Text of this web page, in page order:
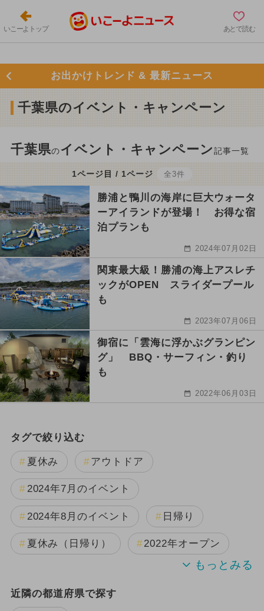
いこーよトップ あとで読む
お出かけトレンド & 最新ニュース
千葉県のイベント・キャンペーン
千葉県のイベント・キャンペーン記事一覧
1ページ目 / 1ページ 全3件
勝浦と鴨川の海岸に巨大ウォータ
ーアイランドが登場！ お得な宿
泊プランも
2024年07月02日
関東最大級！勝浦の海上アスレチ
ックがOPEN スライダープール
も
2023年07月06日
御宿に「雲海に浮かぶグランピン
グ」 BBQ・サーフィン・釣り
も
2022年06月03日
タグで絞り込む
夏休み アウトドア
2024年7月のイベント
2024年8月のイベント 日帰り
夏休み（日帰り） 2022年オープン
2023年のイベント
近隣の都道府県で探す